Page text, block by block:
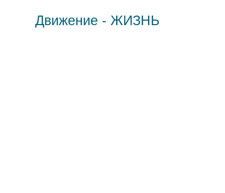
Движение - ЖИЗНЬ